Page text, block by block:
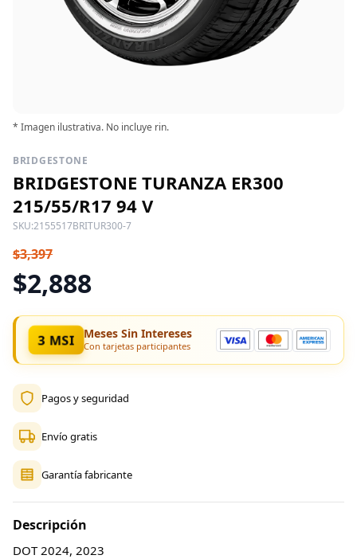
* Imagen ilustrativa. No incluye rin.
BRIDGESTONE
BRIDGESTONE TURANZA ER300
215/55/R17 94 V
SKU:2155517BRITUR300-7
$3,397
$2,888
3 MSI Meses Sin Intereses
Con tarjetas participantes
Pagos y seguridad
Envío gratis
Garantía fabricante
Descripción
DOT 2024, 2023